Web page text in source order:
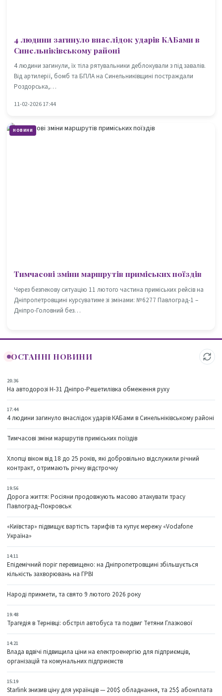
4 людини загинуло внаслідок ударів КАБами в
Синельніківському районі
4 людини загинули, їх тіла рятувальники деблокували з під завалів.
Від артилерії, бомб та БПЛА на Синельниківщині постраждали
Роздорська,…
11-02-2026 17:44
НОВИНИ
Тимчасові зміни маршрутів приміських поїздів
Через безпекову ситуацію 11 лютого частина приміських рейсів на
Дніпропетровщині курсуватиме зі змінами: №6277 Павлоград-1 –
Дніпро-Головний без…
ОСТАННІ НОВИНИ
20:36
На автодорозі Н-31 Дніпро-Решетилівка обмеження руху
17:44
4 людини загинуло внаслідок ударів КАБами в Синельніківському районі
Тимчасові зміни маршрутів приміських поїздів
Хлопці віком від 18 до 25 років, які добровільно відслужили річний
контракт, отримають річну відстрочку
19:56
Дорога життя: Росіяни продовжують масово атакувати трасу
Павлоград–Покровськ
«Київстар» підвищує вартість тарифів та купує мережу «Vodafone
Україна»
14:11
Епідемічний поріг перевищено: на Дніпропетровщині збільшується
кількість захворювань на ГРВІ
Народі прикмети, та свято 9 лютого 2026 року
19:48
Трагедія в Тернівці: обстріл автобуса та подвиг Тетяни Глазкової
14:21
Влада вдвічі підвищила ціни на електроенергію для підприємців,
організацій та комунальних підприємств
15:19
Starlink знизив ціну для українців — 200$ обладнання, та 25$ абонплата